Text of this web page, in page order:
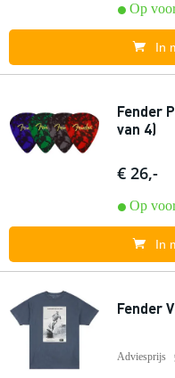
Op
In
Fender
van 4)
€ 26,-
Op
In
Fender
Adviesprijs